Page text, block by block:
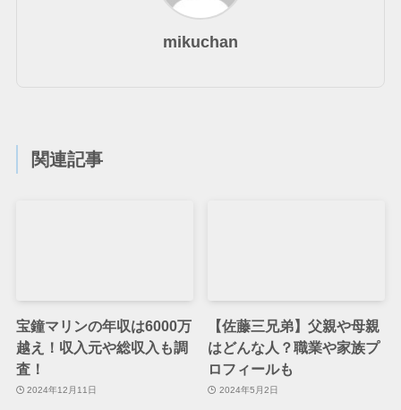
mikuchan
関連記事
宝鐘マリンの年収は6000万
越え！収入元や総収入も調
査！
2024年12月11日
【佐藤三兄弟】父親や母親
はどんな人？職業や家族プ
ロフィールも
2024年5月2日